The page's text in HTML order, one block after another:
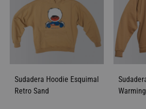
Sudadera Hoodie Esquimal
Retro Sand